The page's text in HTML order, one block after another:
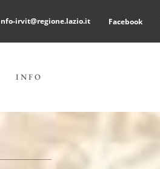
irvit@regione.lazio.it Facebook
INFO